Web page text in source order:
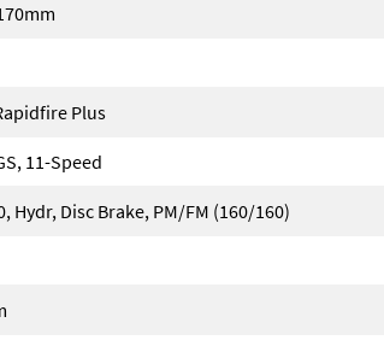
Plus
11-Speed
Hydr, Disc Brake, PM/FM (160/160)